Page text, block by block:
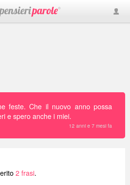
feste. Che il nuovo anno possa
e spero anche i miei.
12 anni e 7 mesi fa
2 frasi.